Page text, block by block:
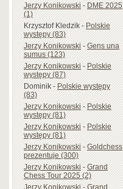
Jerzy Konikowski-DME 2025
(1)
Krzysztof Kledzik-Polskie
występy (83)
Jerzy Konikowski-Gens una
sumus (123)
Jerzy Konikowski-Polskie
występy (87)
Dominik-Polskie występy
(83)
Jerzy Konikowski-Polskie
występy (81)
Jerzy Konikowski-Polskie
występy (81)
Jerzy Konikowski-Goldchess
prezentuje (300)
Jerzy Konikowski-Grand
Chess Tour 2025 (2)
Jerzy Konikowski-Grand